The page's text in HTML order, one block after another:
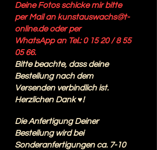
Deine Fotos schicke mir bitte
per Mail an kunstauswachs@t-
online.deoder per
WhatsApp an Tel.: 0 15 20 /8 55
05 66.
Bitte beachte, dass deine
Bestellung nach dem
Versenden verbindlich ist.
Herzlichen Dank ♥!
Die Anfertigung Deiner
Bestellung wird bei
Sonderanfertigungen ca. 7-10